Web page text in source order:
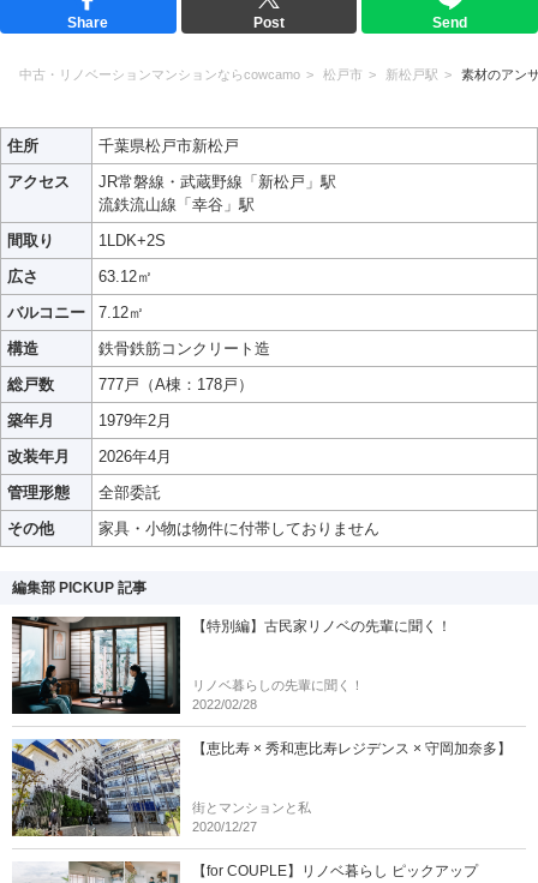
Share Post Send
中古・リノベーションマンションならcowcamo 松戸市 新松戸駅 素材のアン
住所
千葉県松戸市新松戸
アクセス
JR常磐線・武蔵野線「新松戸」駅
流鉄流山線「幸谷」駅
間取り
1LDK+2S
広さ
63.12㎡
バルコニー
7.12㎡
構造
鉄骨鉄筋コンクリート造
総戸数
777戸（A棟：178戸）
築年月
1979年2月
改装年月
2026年4月
管理形態
全部委託
その他
家具・小物は物件に付帯しておりません
編集部 PICKUP 記事
【特別編】古民家リノベの先輩に聞く！
リノベ暮らしの先輩に聞く！
2022/02/28
【恵比寿 × 秀和恵比寿レジデンス × 守岡加奈多】
街とマンションと私
2020/12/27
【for COUPLE】リノベ暮らし ピックアップ